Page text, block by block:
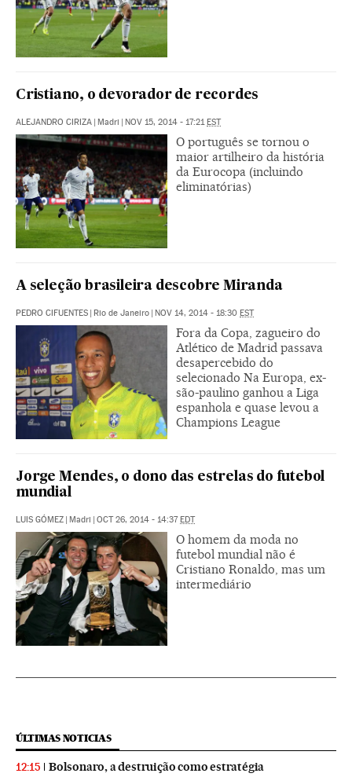
Cristiano, o devorador de recordes
ALEJANDRO CIRIZA Madri NOV 15, 2014 - 17:21 EST
O português se tornou o
maior artilheiro da história
da Eurocopa (incluindo
eliminatórias)
A seleção brasileira descobre Miranda
PEDRO CIFUENTES | Rio de Janeiro | NOV 14, 2014 - 18:30 EST
Fora da Copa, zagueiro do
Atlético de Madrid passava
desapercebido do
selecionado Na Europa, ex-
são-paulino ganhou a Liga
espanhola e quase levou a
Champions League
Jorge Mendes, o dono das estrelas do futebol
mundial
LUIS GÓMEZ | Madri | OCT 26, 2014 - 14:37EDT
O homem da moda no
futebol mundial não é
Cristiano Ronaldo, mas um
intermediário
ÚLTIMAS NOTICIAS
12:15 Bolsonaro, a destruição como estratégia